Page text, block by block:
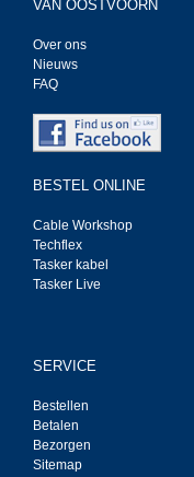
VAN OOSTVOORN
Over ons
Nieuws
FAQ
BESTEL ONLINE
Cable Workshop
Techflex
Tasker kabel
Tasker Live
SERVICE
Bestellen
Betalen
Bezorgen
Sitemap